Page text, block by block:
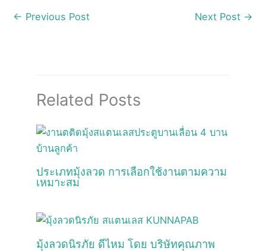
← Previous Post Next Post →
Related Posts
ประเภทมุ้งลวด การเลือกใช้งานตามความ
เหมาะสม
มุ้งลวดนิรภัย ดีไหม โดย บริษัทคุณภาพ